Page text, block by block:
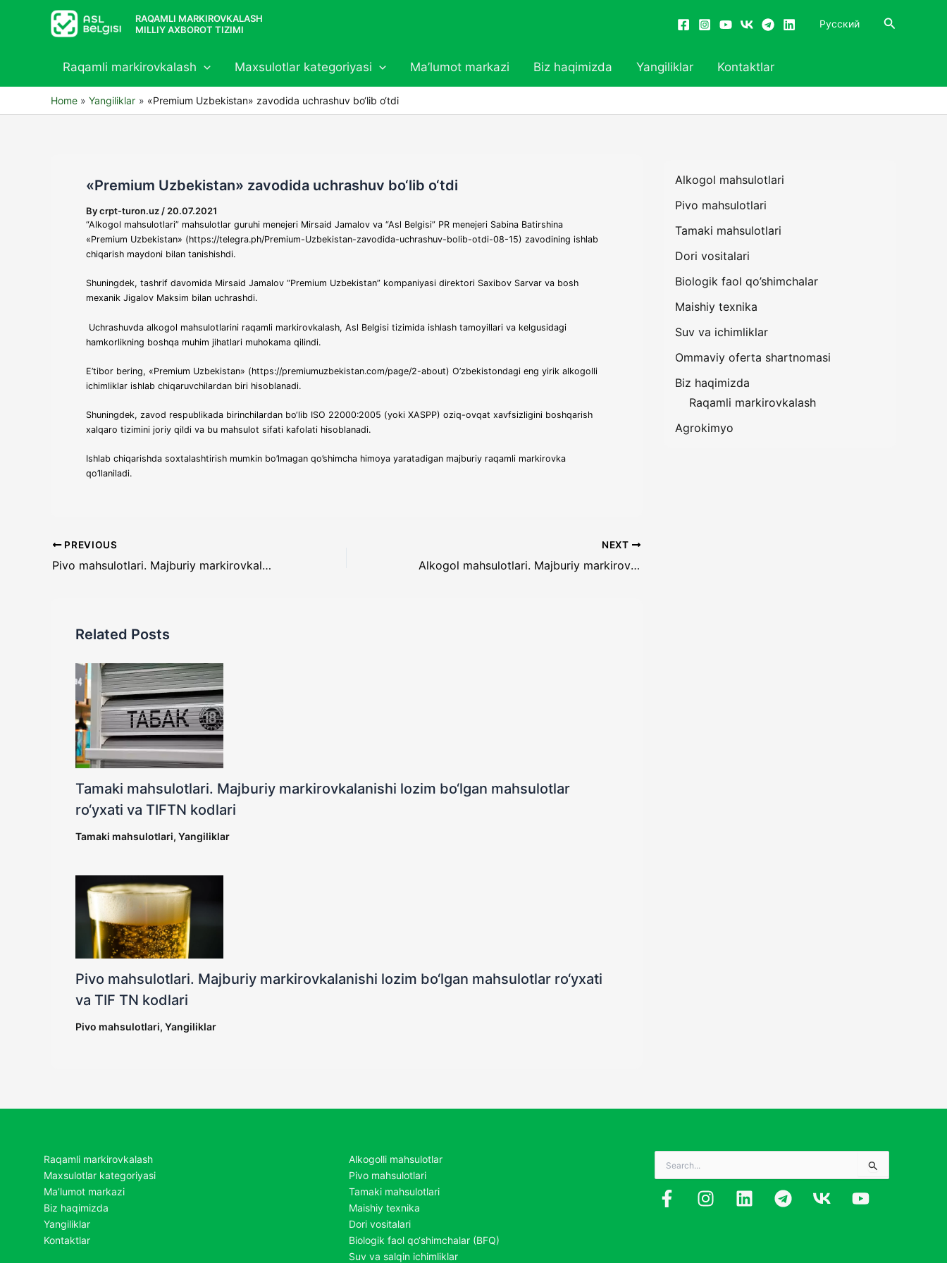
RAQAMLI MARKIROVKALASH
MILLIY AXBOROT TIZIMI
Русский Search
Raqamli markirovkalash Maxsulotlar kategoriyasi Ma’lumot markazi Biz haqimizda Yangiliklar Kontaktlar
Home Yangiliklar «Premium Uzbekistan» zavodida uchrashuv bo‘lib o‘tdi
«Premium Uzbekistan» zavodida uchrashuv bo‘lib o‘tdi
Bycrpt-turon.uz / 20.07.2021
“Alkogol mahsulotlari” mahsulotlar guruhi menejeri Mirsaid Jamalov va “Asl Belgisi” PR menejeri Sabina Batirshina
«Premium Uzbekistan» (https://telegra.ph/Premium-Uzbekistan-zavodida-uchrashuv-bolib-otdi-08-15) zavodining ishlab
chiqarish maydoni bilan tanishishdi.
Shuningdek, tashrif davomida Mirsaid Jamalov “Premium Uzbekistan” kompaniyasi direktori Saxibov Sarvar va bosh
mexanik Jigalov Maksim bilan uchrashdi.
Uchrashuvda alkogol mahsulotlarini raqamli markirovkalash, Asl Belgisi tizimida ishlash tamoyillari va kelgusidagi
hamkorlikning boshqa muhim jihatlari muhokama qilindi.
E’tibor bering, «Premium Uzbekistan» (https://premiumuzbekistan.com/page/2-about) O’zbekistondagi eng yirik alkogolli
ichimliklar ishlab chiqaruvchilardan biri hisoblanadi.
Shuningdek, zavod respublikada birinchilardan bo‘lib ISO 22000:2005 (yoki XASPP) oziq-ovqat xavfsizligini boshqarish
xalqaro tizimini joriy qildi va bu mahsulot sifati kafolati hisoblanadi.
Ishlab chiqarishda soxtalashtirish mumkin bo’lmagan qo’shimcha himoya yaratadigan majburiy raqamli markirovka
qo’llaniladi.
PREVIOUS
Pivo mahsulotlari. Majburiy markirovkalanishi lozim bo‘lgan mahsulotlar ro‘yxati va TIF TN kodlari
NEXT
Alkogol mahsulotlari. Majburiy markirovkalanishi lozim bo‘lgan tovarlar ro‘yxati va TIF TN kodlari
Related Posts
Tamaki mahsulotlari. Majburiy markirovkalanishi lozim bo‘lgan mahsulotlar
ro‘yxati va TIFTN kodlari
Tamaki mahsulotlari, Yangiliklar
Pivo mahsulotlari. Majburiy markirovkalanishi lozim bo‘lgan mahsulotlar ro‘yxati
va TIF TN kodlari
Pivo mahsulotlari, Yangiliklar
Alkogol mahsulotlari
Pivo mahsulotlari
Tamaki mahsulotlari
Dori vositalari
Biologik faol qo’shimchalar
Maishiy texnika
Suv va ichimliklar
Ommaviy oferta shartnomasi
Biz haqimizda
Raqamli markirovkalash
Agrokimyo
Raqamli markirovkalash
Maxsulotlar kategoriyasi
Ma’lumot markazi
Biz haqimizda
Yangiliklar
Kontaktlar
Alkogolli mahsulotlar
Pivo mahsulotlari
Tamaki mahsulotlari
Maishiy texnika
Dori vositalari
Biologik faol qo‘shimchalar (BFQ)
Suv va salqin ichimliklar
Search
for: